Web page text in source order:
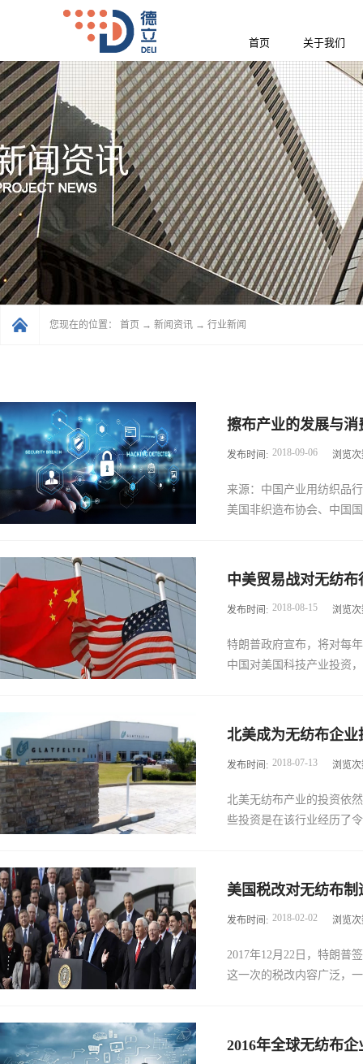
首页 关于我们
您现在的位置： 首页 → 新闻资讯 → 行业新闻
擦布产业的发展与消
来源：中国产业用纺织品
美国非织造布协会、中国
纺织行业分会、法兰克福
造纸协会生活用纸专业委
达到953亿美元，主要有
中，擦拭巾达到95亿美元
外，湿巾出口远大于进口
绍。他指出，北美和西欧
性等特点买单，而新兴市
发布时间: 2018-09-06 浏览
中美贸易战对无纺布
特朗普政府宣布，将对每
中国对美国科技产业投资
此拉开。美国贸易代表办
独立关税项目。征税产品
纺织生产加工所需的设备
经编机、针织大圆机、针
品出口到第三国或者运回
等法律法规和国际法基本
飞机等进口商品对等采取
发布时间: 2018-08-15 浏览
北美成为无纺布企业
北美无纺布产业的投资依
些投资是在该行业经历了
后进行的。 根据INDA，
色州扩建的干法纸厂于四
地和其他低定量产品的生
工厂，产能为 24,000吨的
将提升工厂的能力，并进
发布时间: 2018-07-13 浏览
美国税改对无纺布制
2017年12月22日，特朗普
这一次的税改内容广泛，
经济和世界经济格局产生
发布时间: 2018-02-02 浏览
2016年全球无纺布企